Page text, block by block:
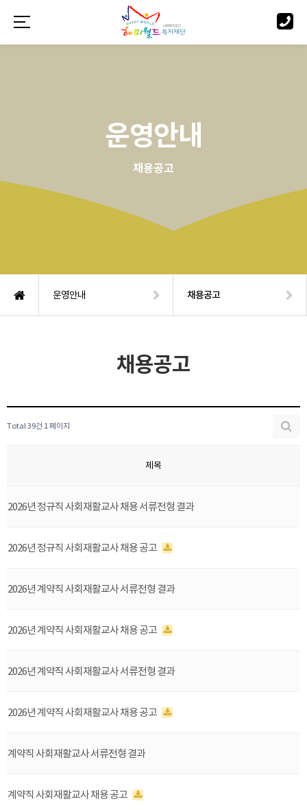
운영안내
채용공고
운영안내 채용공고
채용공고
Total 39건 1 페이지
제목
2026년 정규직 사회재활교사 채용 서류전형 결과
2026년 정규직 사회재활교사 채용 공고
2026년 계약직 사회재활교사 서류전형 결과
2026년 계약직 사회재활교사 채용 공고
2026년 계약직 사회재활교사 서류전형 결과
2026년 계약직 사회재활교사 채용 공고
계약직 사회재활교사 서류전형 결과
계약직 사회재활교사 채용 공고